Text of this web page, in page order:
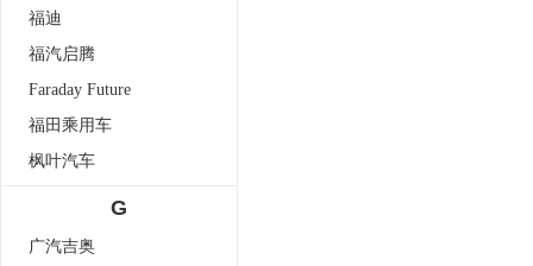
福迪
福汽启腾
Faraday Future
福田乘用车
枫叶汽车
G
广汽吉奥